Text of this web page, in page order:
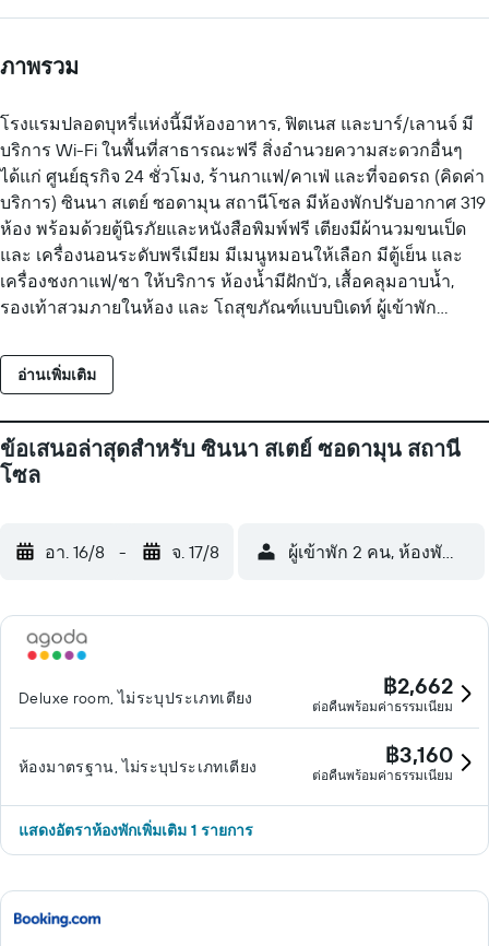
ภาพรวม
โรงแรมปลอดบุหรี่แห่งนี้มีห้องอาหาร, ฟิตเนส และบาร์/เลานจ์ มี
บริการ Wi-Fi ในพื้นที่สาธารณะฟรี สิ่งอำนวยความสะดวกอื่นๆ
ได้แก่ ศูนย์ธุรกิจ 24 ชั่วโมง, ร้านกาแฟ/คาเฟ่ และที่จอดรถ (คิดค่า
บริการ) ซินนา สเตย์ ซอดามุน สถานีโซล มีห้องพักปรับอากาศ 319
ห้อง พร้อมด้วยตู้นิรภัยและหนังสือพิมพ์ฟรี เตียงมีผ้านวมขนเป็ด
และ เครื่องนอนระดับพรีเมียม มีเมนูหมอนให้เลือก มีตู้เย็น และ
เครื่องชงกาแฟ/ชา ให้บริการ ห้องน้ำมีฝักบัว, เสื้อคลุมอาบน้ำ,
รองเท้าสวมภายในห้อง และ โถสุขภัณฑ์แบบบิเดท์ ผู้เข้าพัก
ให้บริการฟรี ทีวีจอแอลอีดี 50 นิ้ว มีช่องเคเบิลระดับพรีเมียม
นอกจากนี้ ห้องพักยังประกอบด้วย น้ำดื่มบรรจุขวดฟรี และ ไดร์เป่า
ภูมิแพ้บริการตามคำขอ สิ่งอำนวยความสะดวกด้านสันทนาการที่
โรงแรม รวมถึง ฟิตเนส
อ่านเพิ่มเติม
ข้อเสนอล่าสุดสำหรับ ซินนา สเตย์ ซอดามุน สถานี
โซล
อา. 16/8 - จ. 17/8 ผู้เข้าพัก 2 คน, ห้องพัก 1 ห้
Deluxe room, ไม่ระบุประเภทเตียง ฿2,662
ต่อคืนพร้อมค่าธรรมเนียม
ห้องมาตรฐาน, ไม่ระบุประเภทเตียง ฿3,160
ต่อคืนพร้อมค่าธรรมเนียม
แสดงอัตราห้องพักเพิ่มเติม 1 รายการ